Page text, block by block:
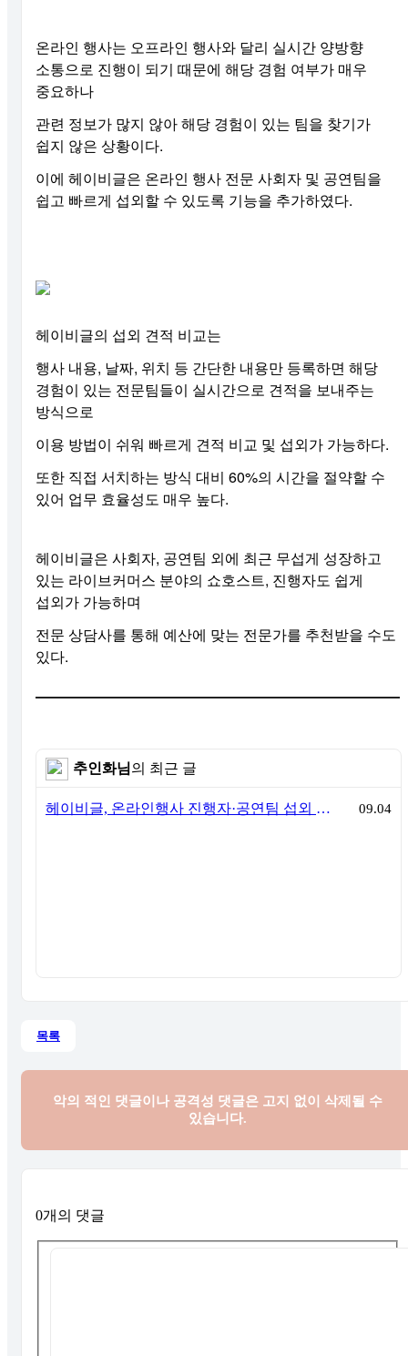
온라인 행사는 오프라인 행사와 달리 실시간 양방향
소통으로 진행이 되기 때문에 해당 경험 여부가 매우
중요하나
관련 정보가 많지 않아 해당 경험이 있는 팀을 찾기가
쉽지 않은 상황이다.
이에 헤이비글은 온라인 행사 전문 사회자 및 공연팀을
쉽고 빠르게 섭외할 수 있도록 기능을 추가하였다.
헤이비글의 섭외 견적 비교는
행사 내용, 날짜, 위치 등 간단한 내용만 등록하면 해당
경험이 있는 전문팀들이 실시간으로 견적을 보내주는
방식으로
이용 방법이 쉬워 빠르게 견적 비교 및 섭외가 가능하다.
또한 직접 서치하는 방식 대비 60%의 시간을 절약할 수
있어 업무 효율성도 매우 높다.
헤이비글은 사회자, 공연팀 외에 최근 무섭게 성장하고
있는 라이브커머스 분야의 쇼호스트, 진행자도 쉽게
섭외가 가능하며
전문 상담사를 통해 예산에 맞는 전문가를 추천받을 수도
있다.
추인화님의 최근 글
헤이비글, 온라인행사 진행자·공연팀 섭외 견적 비교 출시 09.04
목록
악의 적인 댓글이나 공격성 댓글은 고지 없이 삭제될 수
있습니다.
0개의 댓글